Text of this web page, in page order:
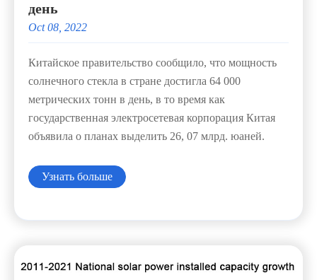
день
Oct 08, 2022
Китайское правительство сообщило, что мощность
солнечного стекла в стране достигла 64 000
метрических тонн в день, в то время как
государственная электросетевая корпорация Китая
объявила о планах выделить 26, 07 млрд. юаней.
Узнать больше